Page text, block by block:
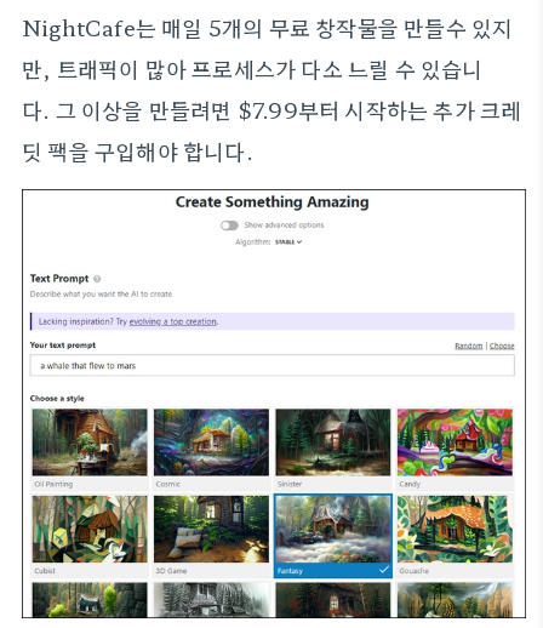
NightCafe는 매일 5개의 무료 창작물을 만들수 있지
만, 트래픽이 많아 프로세스가 다소 느릴 수 있습니
다. 그 이상을 만들려면 $7.99부터 시작하는 추가 크레
딧 팩을 구입해야 합니다.